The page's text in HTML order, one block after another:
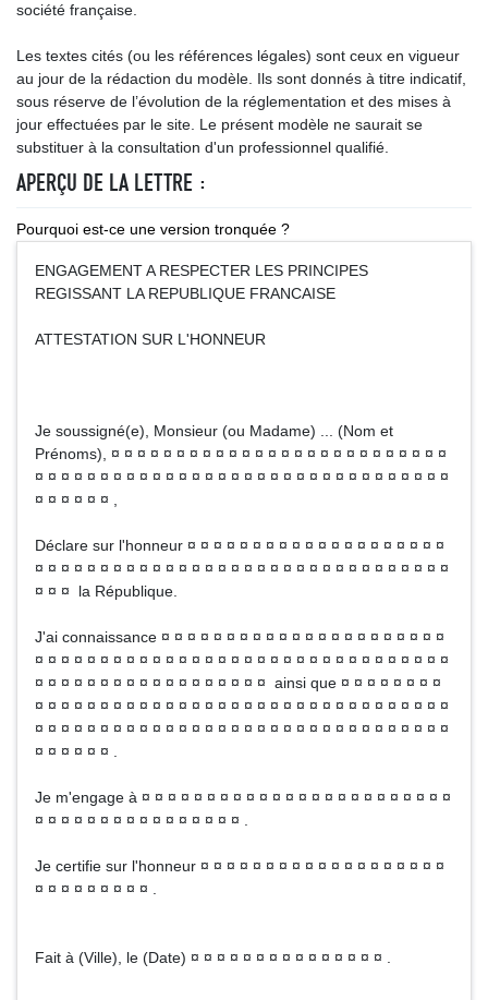
société française.
Les textes cités (ou les références légales) sont ceux en vigueur
au jour de la rédaction du modèle. Ils sont donnés à titre indicatif,
sous réserve de l’évolution de la réglementation et des mises à
jour effectuées par le site. Le présent modèle ne saurait se
substituer à la consultation d'un professionnel qualifié.
APERÇU DE LA LETTRE :
Pourquoi est-ce une version tronquée ?
ENGAGEMENT A RESPECTER LES PRINCIPES
REGISSANT LA REPUBLIQUE FRANCAISE
ATTESTATION SUR L'HONNEUR
Je soussigné(e), Monsieur (ou Madame) ... (Nom et
Prénoms), ¤ ¤ ¤ ¤ ¤ ¤ ¤ ¤ ¤ ¤ ¤ ¤ ¤ ¤ ¤ ¤ ¤ ¤ ¤ ¤ ¤ ¤ ¤ ¤ ¤ ¤
¤ ¤ ¤ ¤ ¤ ¤ ¤ ¤ ¤ ¤ ¤ ¤ ¤ ¤ ¤ ¤ ¤ ¤ ¤ ¤ ¤ ¤ ¤ ¤ ¤ ¤ ¤ ¤ ¤ ¤ ¤ ¤
¤ ¤ ¤ ¤ ¤ ¤ ,
Déclare sur l'honneur ¤ ¤ ¤ ¤ ¤ ¤ ¤ ¤ ¤ ¤ ¤ ¤ ¤ ¤ ¤ ¤ ¤ ¤ ¤ ¤
¤ ¤ ¤ ¤ ¤ ¤ ¤ ¤ ¤ ¤ ¤ ¤ ¤ ¤ ¤ ¤ ¤ ¤ ¤ ¤ ¤ ¤ ¤ ¤ ¤ ¤ ¤ ¤ ¤ ¤ ¤ ¤
¤ ¤ ¤ la République.
J'ai connaissance ¤ ¤ ¤ ¤ ¤ ¤ ¤ ¤ ¤ ¤ ¤ ¤ ¤ ¤ ¤ ¤ ¤ ¤ ¤ ¤ ¤ ¤
¤ ¤ ¤ ¤ ¤ ¤ ¤ ¤ ¤ ¤ ¤ ¤ ¤ ¤ ¤ ¤ ¤ ¤ ¤ ¤ ¤ ¤ ¤ ¤ ¤ ¤ ¤ ¤ ¤ ¤ ¤ ¤
¤ ¤ ¤ ¤ ¤ ¤ ¤ ¤ ¤ ¤ ¤ ¤ ¤ ¤ ¤ ¤ ¤ ¤ ainsi que ¤ ¤ ¤ ¤ ¤ ¤ ¤ ¤
¤ ¤ ¤ ¤ ¤ ¤ ¤ ¤ ¤ ¤ ¤ ¤ ¤ ¤ ¤ ¤ ¤ ¤ ¤ ¤ ¤ ¤ ¤ ¤ ¤ ¤ ¤ ¤ ¤ ¤ ¤ ¤
¤ ¤ ¤ ¤ ¤ ¤ ¤ ¤ ¤ ¤ ¤ ¤ ¤ ¤ ¤ ¤ ¤ ¤ ¤ ¤ ¤ ¤ ¤ ¤ ¤ ¤ ¤ ¤ ¤ ¤ ¤ ¤
¤ ¤ ¤ ¤ ¤ ¤ .
Je m'engage à ¤ ¤ ¤ ¤ ¤ ¤ ¤ ¤ ¤ ¤ ¤ ¤ ¤ ¤ ¤ ¤ ¤ ¤ ¤ ¤ ¤ ¤ ¤ ¤
¤ ¤ ¤ ¤ ¤ ¤ ¤ ¤ ¤ ¤ ¤ ¤ ¤ ¤ ¤ ¤ .
Je certifie sur l'honneur ¤ ¤ ¤ ¤ ¤ ¤ ¤ ¤ ¤ ¤ ¤ ¤ ¤ ¤ ¤ ¤ ¤ ¤ ¤
¤ ¤ ¤ ¤ ¤ ¤ ¤ ¤ ¤ .
Fait à (Ville), le (Date) ¤ ¤ ¤ ¤ ¤ ¤ ¤ ¤ ¤ ¤ ¤ ¤ ¤ ¤ ¤ .